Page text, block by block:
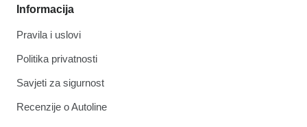
Informacija
Pravila i uslovi
Politika privatnosti
Savjeti za sigurnost
Recenzije o Autoline